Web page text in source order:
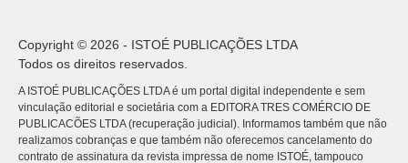
Copyright © 2026 - ISTOÉ PUBLICAÇÕES LTDA
Todos os direitos reservados.
A ISTOÉ PUBLICAÇÕES LTDA é um portal digital independente e sem
vinculação editorial e societária com a EDITORA TRES COMÉRCIO DE
PUBLICACÕES LTDA (recuperação judicial). Informamos também que não
realizamos cobranças e que também não oferecemos cancelamento do
contrato de assinatura da revista impressa de nome ISTOÉ, tampouco